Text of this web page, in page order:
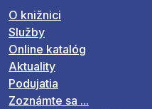
O knižnici
Služby
Online katalóg
Aktuality
Podujatia
Zoznámte sa ...